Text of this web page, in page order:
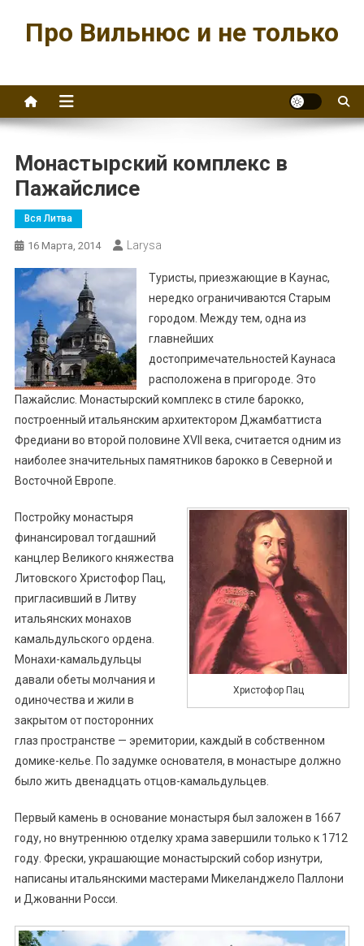
содержимому
Про Вильнюс и не только
Монастырский комплекс в
Пажайслисе
Вся Литва
16 Марта, 2014 Larysa
Туристы, приезжающие в Каунас,
нередко ограничиваются Старым
городом. Между тем, одна из
главнейших
достопримечательностей Каунаса
расположена в пригороде. Это
Пажайслис. Монастырский комплекс в стиле барокко,
построенный итальянским архитектором Джамбаттиста
Фредиани во второй половине XVII века, считается одним из
наиболее значительных памятников барокко в Северной и
Восточной Европе.
Христофор Пац
Постройку монастыря
финансировал тогдашний
канцлер Великого княжества
Литовского Христофор Пац,
пригласивший в Литву
итальянских монахов
камальдульского ордена.
Монахи-камальдульцы
давали обеты молчания и
одиночества и жили в
закрытом от посторонних
глаз пространстве — эремитории, каждый в собственном
домике-келье. По задумке основателя, в монастыре должно
было жить двенадцать отцов-камальдульцев.
Первый камень в основание монастыря был заложен в 1667
году, но внутреннюю отделку храма завершили только к 1712
году. Фрески, украшающие монастырский собор изнутри,
написаны итальянскими мастерами Микеланджело Паллони
и Джованни Росси.